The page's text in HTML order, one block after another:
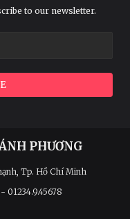
to our newsletter.
PHƯƠNG
Tp. Hồ Chí Minh
01234.9.45678